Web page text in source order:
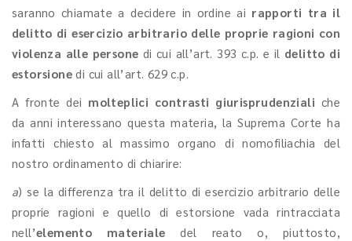
saranno chiamate a decidere in ordine ai rapporti tra il
delitto di esercizio arbitrario delle proprie ragioni con
violenza alle persone di cui all’art. 393 c.p. e il delitto di
estorsione di cui all’art. 629 c.p.
A fronte dei molteplici contrasti giurisprudenziali che
da anni interessano questa materia, la Suprema Corte ha
infatti chiesto al massimo organo di nomofiliachia del
nostro ordinamento di chiarire:
a) se la differenza tra il delitto di esercizio arbitrario delle
proprie ragioni e quello di estorsione vada rintracciata
nell’elemento materialedel reato o, piuttosto,